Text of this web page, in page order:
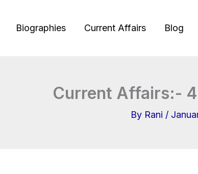
Biographies Current Affairs Blog
Current Affairs:-
By Rani /